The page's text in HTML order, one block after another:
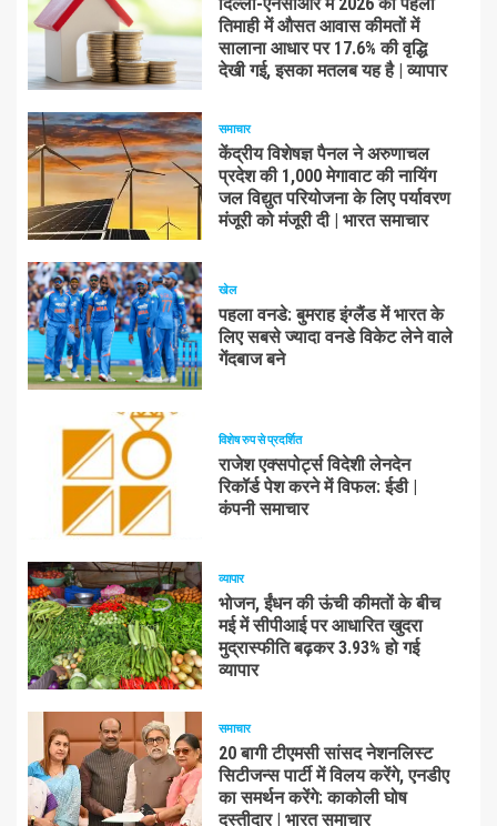
तिमाही में औसत आवास कीमतों में
सालाना आधार पर 17.6% की वृद्धि
देखी गई, इसका मतलब यह है | व्यापार
समाचार
केंद्रीय विशेषज्ञ पैनल ने अरुणाचल
प्रदेश की 1,000 मेगावाट की नायिंग
जल विद्युत परियोजना के लिए पर्यावरण
मंजूरी को मंजूरी दी | भारत समाचार
खेल
पहला वनडे: बुमराह इंग्लैंड में भारत के
लिए सबसे ज्यादा वनडे विकेट लेने वाले
गेंदबाज बने
विशेष रुप से प्रदर्शित
राजेश एक्सपोर्ट्स विदेशी लेनदेन
रिकॉर्ड पेश करने में विफल: ईडी |
कंपनी समाचार
व्यापार
भोजन, ईंधन की ऊंची कीमतों के बीच
मई में सीपीआई पर आधारित खुदरा
मुद्रास्फीति बढ़कर 3.93% हो गई
व्यापार
समाचार
20 बागी टीएमसी सांसद नेशनलिस्ट
सिटीजन्स पार्टी में विलय करेंगे, एनडीए
का समर्थन करेंगे: काकोली घोष
दस्तीदार | भारत समाचार